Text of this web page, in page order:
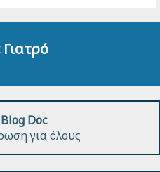
Γιατρό
Blog Doc
για όλους